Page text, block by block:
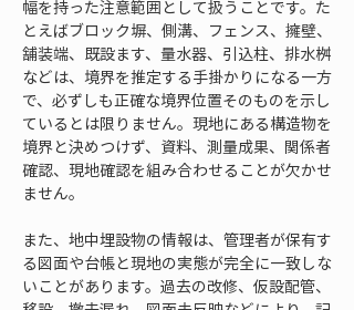
幅を持った注意範囲として扱うことです。た
とえばブロック塀、側溝、フェンス、擁壁、
舗装端、既設ます、量水器、引込柱、排水桝
などは、境界を推定する手掛かりになる一方
で、必ずしも正確な境界位置そのものを示し
ているとは限りません。現地にある構造物を
境界と決めつけず、資料、測量成果、関係者
確認、現地確認を組み合わせることが欠かせ
ません。
また、地中埋設物の情報は、管理者が保有す
る図面や台帳と現地の実態が完全に一致しな
いことがあります。過去の改修、仮設配管、